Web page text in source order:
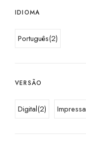
IDIOMA
Português(2)
VERSÃO
Digital(2) Impressa